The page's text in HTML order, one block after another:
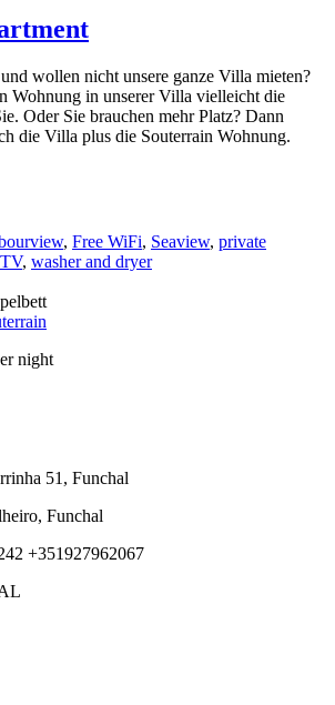
wollen nicht unsere ganze Villa mieten?
Wohnung in unserer Villa vielleicht die
Oder Sie brauchen mehr Platz? Dann
die Villa plus die Souterrain Wohnung.
, Free WiFi, Seaview, private
, washer and dryer
night
51, Funchal
Funchal
+351927962067